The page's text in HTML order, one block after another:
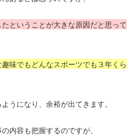
ということが大きな原因だと思って
味でもどんなスポーツでも３年くら
うになり、余裕が出てきます。
内容も把握するのですが、